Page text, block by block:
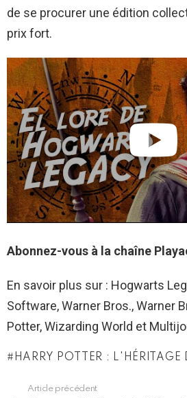
de se procurer une édition
prix fort.
Abonnez-vous à la chaîne
En savoir plus sur : Hogwarts
Software, Warner Bros., Warner
Potter, Wizarding World et
HARRY POTTER : L'HÉRITAGE
Article précédent